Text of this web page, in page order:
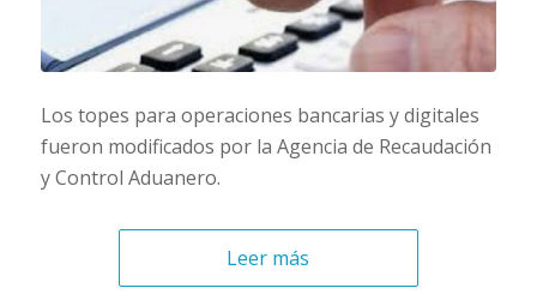
Los topes para operaciones bancarias y digitales
fueron modificados por la Agencia de Recaudación
y Control Aduanero.
Leer más